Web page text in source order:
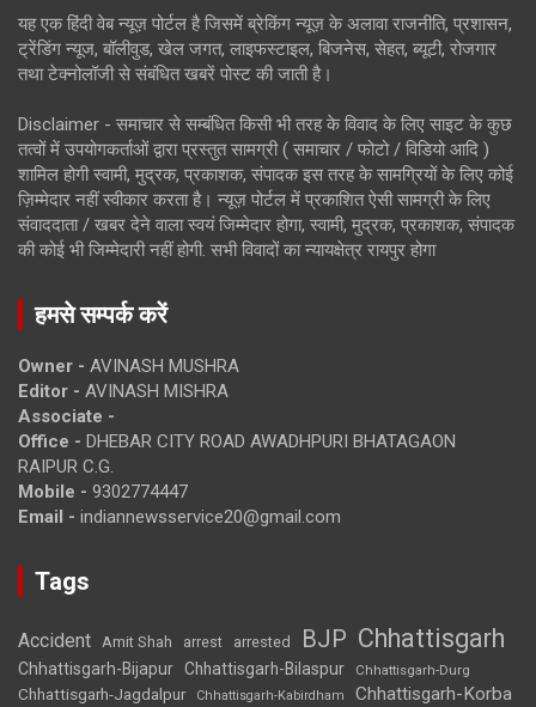
यह एक हिंदी वेब न्यूज़ पोर्टल है जिसमें ब्रेकिंग न्यूज़ के अलावा राजनीति, प्रशासन,
ट्रेंडिंग न्यूज, बॉलीवुड, खेल जगत, लाइफस्टाइल, बिजनेस, सेहत, ब्यूटी, रोजगार
तथा टेक्नोलॉजी से संबंधित खबरें पोस्ट की जाती है।
Disclaimer - समाचार से सम्बंधित किसी भी तरह के विवाद के लिए साइट के कुछ
तत्वों में उपयोगकर्ताओं द्वारा प्रस्तुत सामग्री ( समाचार / फोटो / विडियो आदि )
शामिल होगी स्वामी, मुद्रक, प्रकाशक, संपादक इस तरह के सामग्रियों के लिए कोई
ज़िम्मेदार नहीं स्वीकार करता है। न्यूज़ पोर्टल में प्रकाशित ऐसी सामग्री के लिए
संवाददाता / खबर देने वाला स्वयं जिम्मेदार होगा, स्वामी, मुद्रक, प्रकाशक, संपादक
की कोई भी जिम्मेदारी नहीं होगी. सभी विवादों का न्यायक्षेत्र रायपुर होगा
हमसे सम्पर्क करें
Owner - AVINASH MUSHRA
Editor - AVINASH MISHRA
Associate -
Office - DHEBAR CITY ROAD AWADHPURI BHATAGAON
RAIPUR C.G.
Mobile - 9302774447
Email - indiannewsservice20@gmail.com
Tags
Accident Amit Shah arrest arrested BJP Chhattisgarh
Chhattisgarh-Bijapur Chhattisgarh-Bilaspur Chhattisgarh-Durg
Chhattisgarh-Jagdalpur Chhattisgarh-Kabirdham Chhattisgarh-Korba